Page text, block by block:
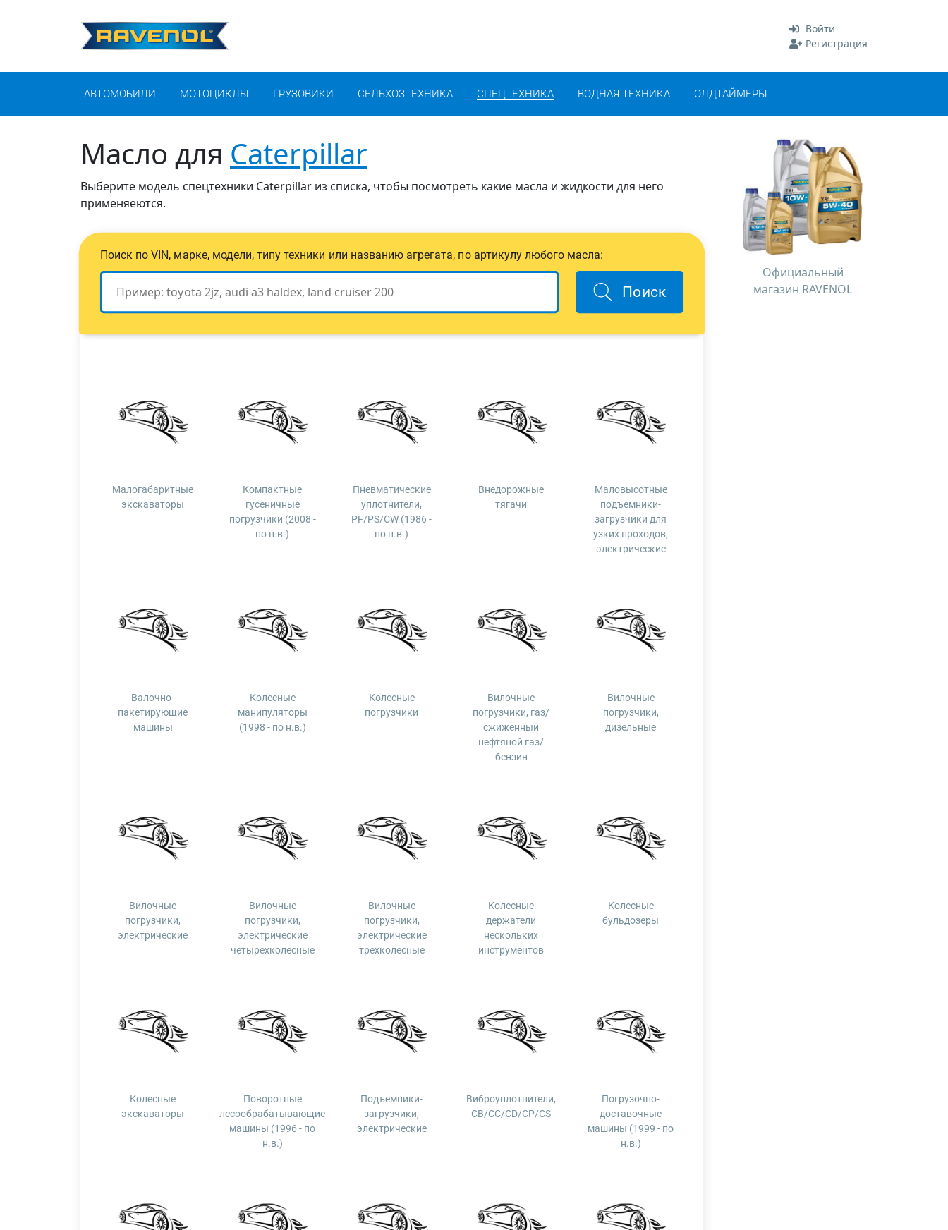
Войти
Регистрация
АВТОМОБИЛИ МОТОЦИКЛЫ ГРУЗОВИКИ СЕЛЬХОЗТЕХНИКА СПЕЦТЕХНИКА ВОДНАЯ ТЕХНИКА ОЛДТАЙМЕРЫ
Масло для Caterpillar
Выберите модель спецтехники Caterpillar из списка, чтобы посмотреть какие масла и жидкости для него
применяеются.
Поиск по VIN, марке, модели, типу техники или названию агрегата, по артикулу любого масла:
Поиск
Малогабаритные
экскаваторы
Компактные
гусеничные
погрузчики (2008 -
по н.в.)
Пневматические
уплотнители,
PF/PS/CW (1986 -
по н.в.)
Внедорожные
тягачи
Маловысотные
подъемники-
загрузчики для
узких проходов,
электрические
Валочно-
пакетирующие
машины
Колесные
манипуляторы
(1998 - по н.в.)
Колесные
погрузчики
Вилочные
погрузчики, газ/
сжиженный
нефтяной газ/
бензин
Вилочные
погрузчики,
дизельные
Вилочные
погрузчики,
электрические
Вилочные
погрузчики,
электрические
четырехколесные
Вилочные
погрузчики,
электрические
трехколесные
Колесные
держатели
нескольких
инструментов
Колесные
бульдозеры
Колесные
экскаваторы
Поворотные
лесообрабатывающие
машины (1996 - по
н.в.)
Подъемники-
загрузчики,
электрические
Виброуплотнители,
CB/CC/CD/CP/CS
Погрузочно-
доставочные
машины (1999 - по
н.в.)
Официальный
магазин RAVENOL